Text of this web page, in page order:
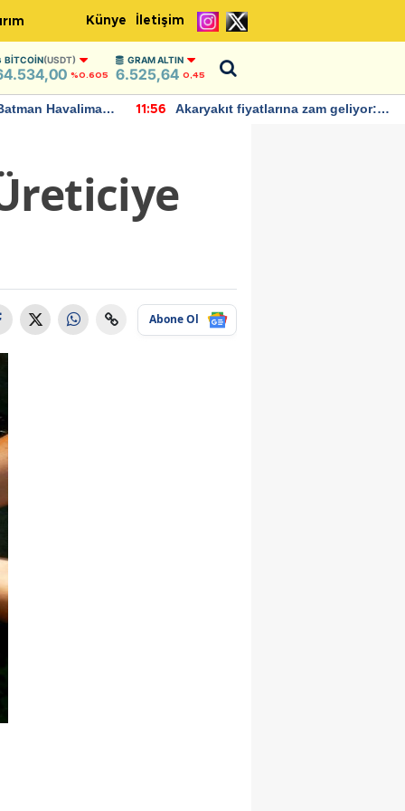
Künye İletişim
BITCOIN(USDT)
%0.605
GRAM ALTIN
6.525,64 0,45
Havalimanı
11:56
Akaryakıt fiyatlarına zam geliyor:
Abone Ol